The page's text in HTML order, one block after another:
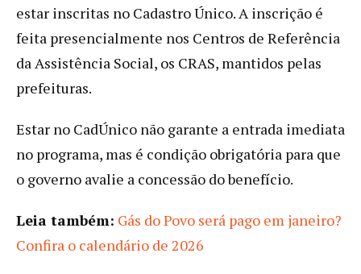
estar inscritas no Cadastro Único. A inscrição é
feita presencialmente nos Centros de Referência
da Assistência Social, os CRAS, mantidos pelas
prefeituras.
Estar no CadÚnico não garante a entrada imediata
no programa, mas é condição obrigatória para que
o governo avalie a concessão do benefício.
Leia também: Gás do Povo será pago em janeiro?
Confira o calendário de 2026